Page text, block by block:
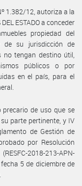
1.382/12, autoriza a la
ESTADO a conceder
propiedad del
de su jurisdicción de
tengan destino útil,
públicos o por
en el país, para el
precario de uso que se
parte pertinente, y IV
de Gestión de
por Resolución
2018-213-APN-
5 de diciembre de